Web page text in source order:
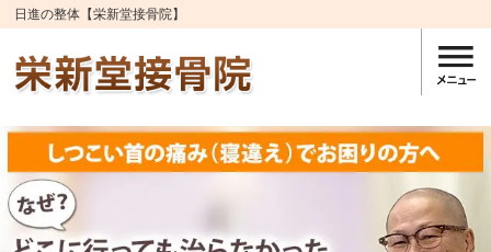
日進の整体【栄新堂接骨院】